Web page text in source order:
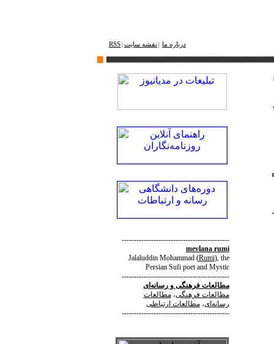
درباره ما نقشه ‌سایت RSS
--------------------------------------------
mevlana rumi
Jalaluddin Mohammad(Rumi), the
Persian Sufi poet and Mystic
--------------------------------------------
مطالعات فرهنگیورسانه‌ای
مطالعات فرهنگی،مطالعات
رسانه‌ای،مطالعات ارتباطی
--------------------------------------------